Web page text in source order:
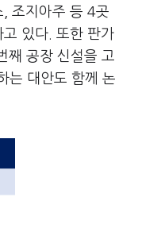
, 조지아주 등 4곳
있다. 또한 판가
째 공장 신설을 고
는 대안도 함께 논